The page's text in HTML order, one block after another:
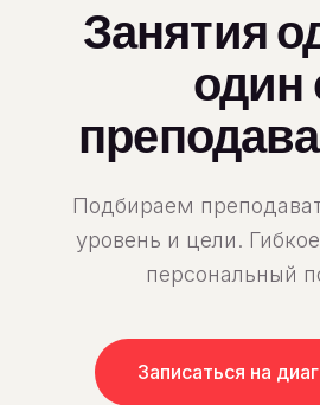
Занятия
один
Подбираем
уровень и цели.
персональный
Записаться на